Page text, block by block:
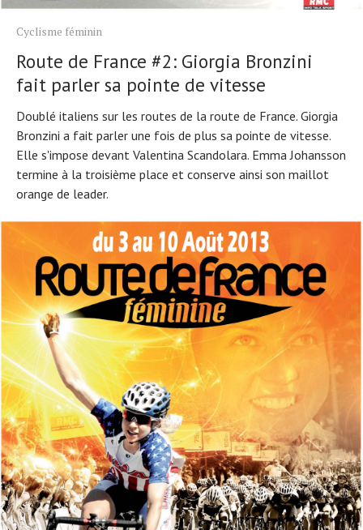
Cyclisme féminin
Route de France #2: Giorgia Bronzini
fait parler sa pointe de vitesse
Doublé italiens sur les routes de la route de France. Giorgia
Bronzini a fait parler une fois de plus sa pointe de vitesse.
Elle s'impose devant Valentina Scandolara. Emma Johansson
termine à la troisième place et conserve ainsi son maillot
orange de leader.